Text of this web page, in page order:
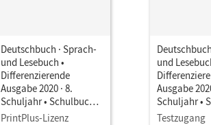
Deutschbuch · Sprach-
und Lesebuch •
Differenzierende
Ausgabe 2020 · 8.
Schuljahr • Schulbuch
als E-Book Mit Medien
PrintPlus-Lizenz
und
Ausgabe
Schuljahr •
als E-Book
Testzugang